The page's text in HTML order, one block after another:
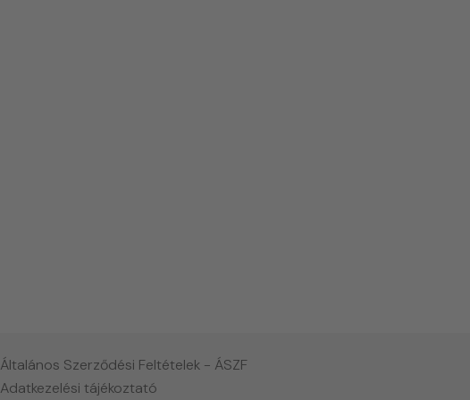
Általános Szerződési Feltételek - ÁSZF
Adatkezelési tájékoztató